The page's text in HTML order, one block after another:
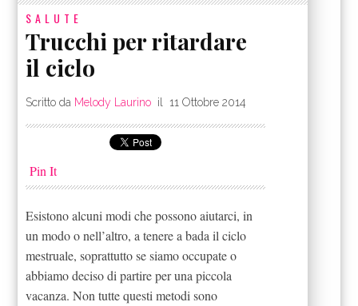
SALUTE
Trucchi per ritardare
il ciclo
Scritto da Melody Laurino il11 Ottobre 2014
Pin It
Esistono alcuni modi che possono aiutarci, in
un modo o nell’altro, a tenere a bada il ciclo
mestruale, soprattutto se siamo occupate o
abbiamo deciso di partire per una piccola
vacanza. Non tutte questi metodi sono